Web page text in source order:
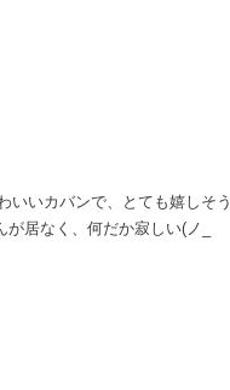
いいカバンで、とても嬉しそう
居なく、何だか寂しい(ノ_